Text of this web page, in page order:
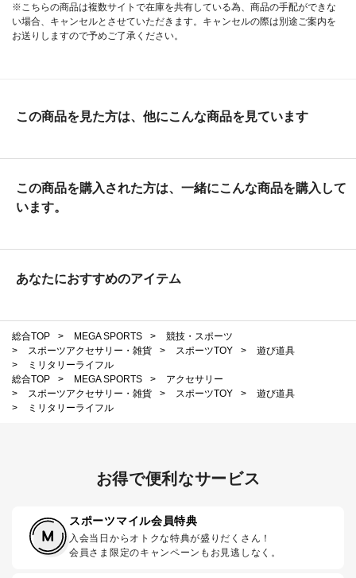
※こちらの商品は複数サイトで在庫を共有している為、商品の手配ができな
い場合、キャンセルとさせていただきます。キャンセルの際は別途ご案内を
お送りしますので予めご了承ください。
この商品を見た方は、他にこんな商品を見ています
この商品を購入された方は、一緒にこんな商品を購入して
います。
あなたにおすすめのアイテム
総合TOP > MEGA SPORTS >
競技・スポーツ
>
スポーツアクセサリー・雑貨 > スポーツTOY >
遊び道具
>
ミリタリーライフル
総合TOP
> MEGA SPORTS >
アクセサリー
>
スポーツアクセサリー・雑貨 > スポーツTOY >
遊び道具
>
ミリタリーライフル
お得で便利なサービス
スポーツマイル会員特典
入会当日からオトクな特典が盛りだくさん！
会員さま限定のキャンペーンもお見逃しなく。